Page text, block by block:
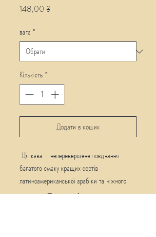
148,00 ₴
вага *
Кількість *
Додати в кошик
Ця кава - неперевершене поєднання
багатого смаку кращих сортів
латиноамериканської арабіки та ніжного
аромату натурального екстракту
Супутні товари